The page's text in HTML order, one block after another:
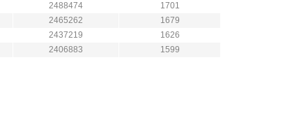
2488474
1701
2465262
1679
2437219
1626
2406883 1599